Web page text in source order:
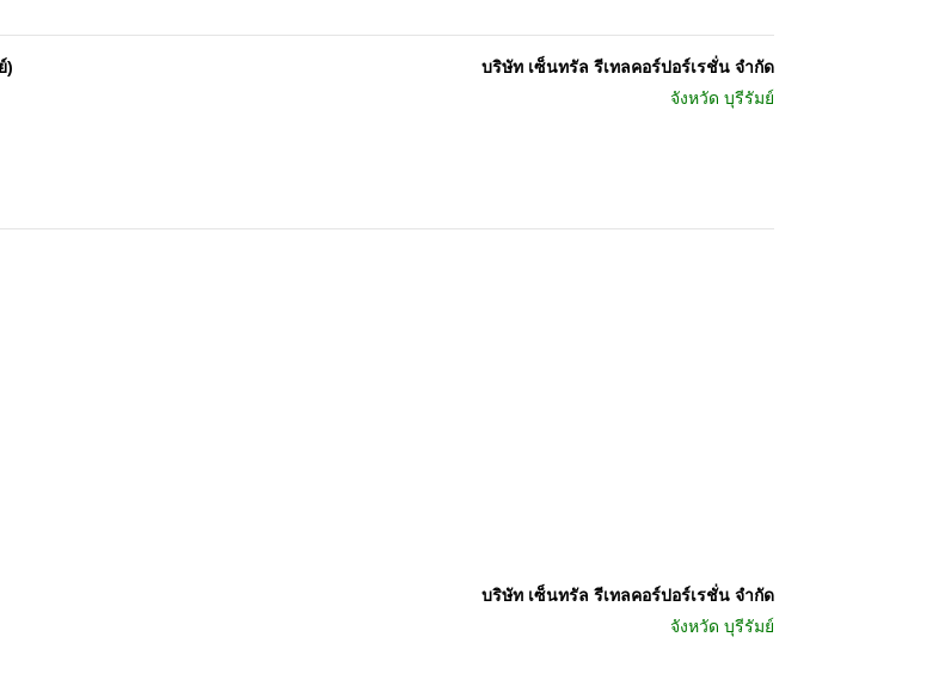
)
บริษัท เซ็นทรัล รีเทลคอร์ปอร์เรชั่น จำกัด
จังหวัด บุรีรัมย์
บริษัท เซ็นทรัล รีเทลคอร์ปอร์เรชั่น จำกัด
จังหวัด บุรีรัมย์